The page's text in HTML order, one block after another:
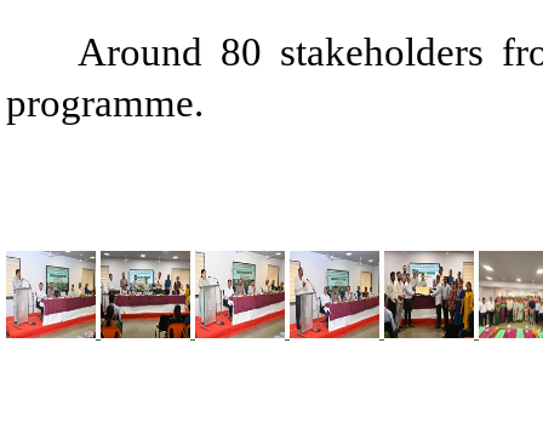
Around 80 stakeholders
programme.